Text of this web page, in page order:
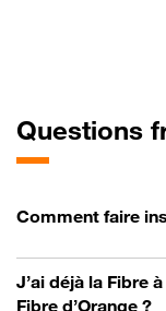
Questions
Comment faire
J’ai déjà la Fibre
Fibre d’Orange ?